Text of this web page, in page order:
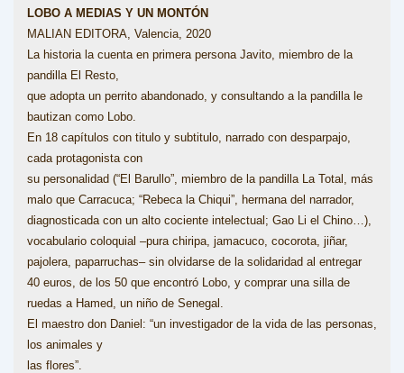
LOBO A MEDIAS Y UN MONTÓN
MALIAN EDITORA, Valencia, 2020
La historia la cuenta en primera persona Javito, miembro de la
pandilla El Resto,
que adopta un perrito abandonado, y consultando a la pandilla le
bautizan como Lobo.
En 18 capítulos con titulo y subtitulo, narrado con desparpajo,
cada protagonista con
su personalidad (“El Barullo”, miembro de la pandilla La Total, más
malo que Carracuca; “Rebeca la Chiqui”, hermana del narrador,
diagnosticada con un alto cociente intelectual; Gao Li el Chino…),
vocabulario coloquial –pura chiripa, jamacuco, cocorota, jiñar,
pajolera, paparruchas– sin olvidarse de la solidaridad al entregar
40 euros, de los 50 que encontró Lobo, y comprar una silla de
ruedas a Hamed, un niño de Senegal.
El maestro don Daniel: “un investigador de la vida de las personas,
los animales y
las flores”.